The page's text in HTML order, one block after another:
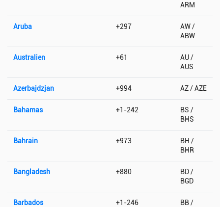
ARM
Aruba +297
AW /
ABW
Australien +61
AU /
AUS
Azerbajdzjan +994 AZ / AZE
Bahamas +1-242
BS /
BHS
Bahrain +973
BH /
BHR
Bangladesh +880
BD /
BGD
Barbados +1-246
BB /